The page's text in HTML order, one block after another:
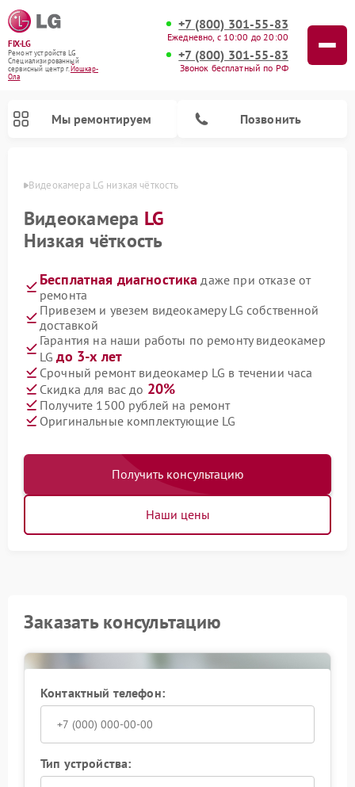
FIX-LG
Ремонт устройств LG
Специализированный
cервисный центр г.Йошкар-
Ола
+7 (800) 301-55-83
Ежедневно, с 10:00 до 20:00
+7 (800) 301-55-83
Звонок бесплатный по РФ
Мы ремонтируем Позвонить
Оле Видеокамера LG низкая чёткость
Видеокамера LG
Низкая чёткость
Бесплатная диагностика даже при отказе от
ремонта
Привезем и увезем видеокамеру LG собственной
доставкой
Гарантия на наши работы по ремонту видеокамер
LGдо 3-х лет
Срочный ремонт видеокамер LG в течении часа
Скидка для вас до 20%
Получите 1500 рублей на ремонт
Оригинальные комплектующие LG
Получить консультацию
Наши цены
Заказать консультацию
Контактный телефон:
Тип устройства: